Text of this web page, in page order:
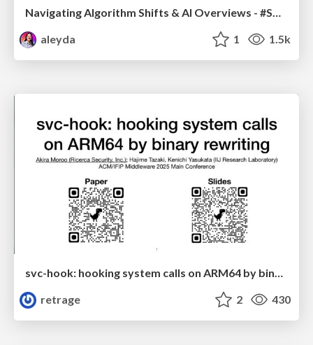
aleyda
1 1.5k
svc-hook: hooking system calls on ARM64 by binary rewriting
retrage
2 430